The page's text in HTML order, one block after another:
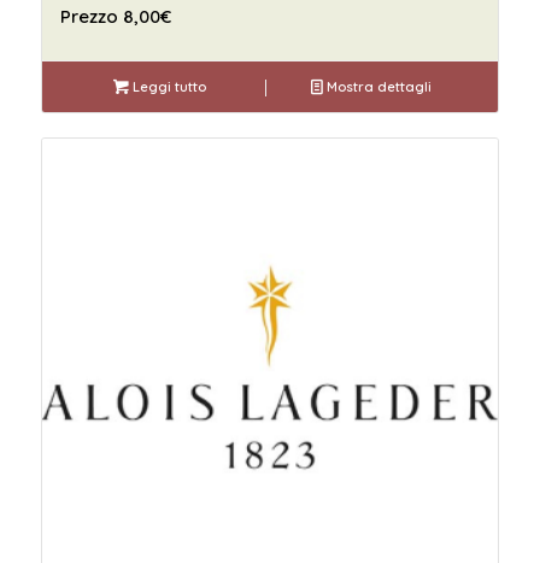
Prezzo 8,00€
Leggi tutto Mostra dettagli